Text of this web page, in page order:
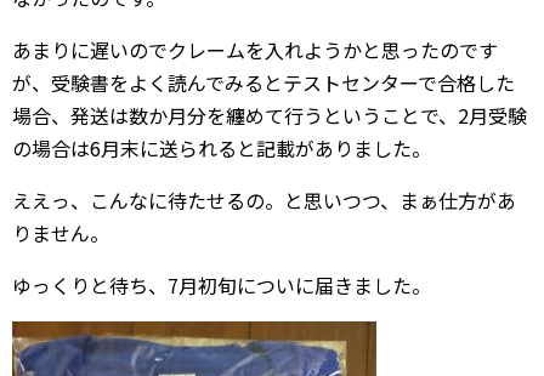
あまりに遅いのでクレームを入れようかと思ったのです
が、受験書をよく読んでみるとテストセンターで合格した
場合、発送は数か月分を纏めて行うということで、2月受験
の場合は6月末に送られると記載がありました。
ええっ、こんなに待たせるの。と思いつつ、まぁ仕方があ
りません。
ゆっくりと待ち、7月初旬についに届きました。